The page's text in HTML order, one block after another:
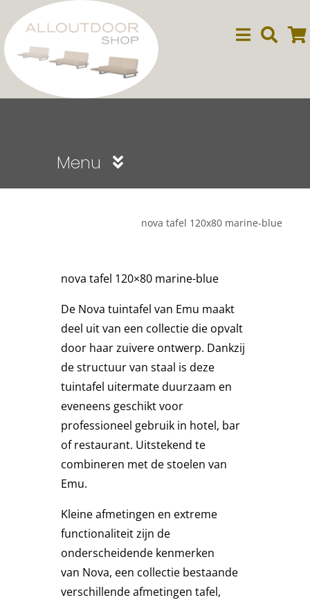
naar
inhoud
Menu
Bijzettafels
Deck Chairs + voetbanken
nova tafel 120x80 marine-blue
nova tafel 120×80 marine-blue
De Nova tuintafel van Emu maakt
deel uit van een collectie die opvalt
door haar zuivere ontwerp. Dankzij
de structuur van staal is deze
tuintafel uitermate duurzaam en
eveneens geschikt voor
professioneel gebruik in hotel, bar
of restaurant. Uitstekend te
combineren met de stoelen van
Emu.
Kleine afmetingen en extreme
functionaliteit zijn de
onderscheidende kenmerken
van Nova, een collectie bestaande
verschillende afmetingen tafel,